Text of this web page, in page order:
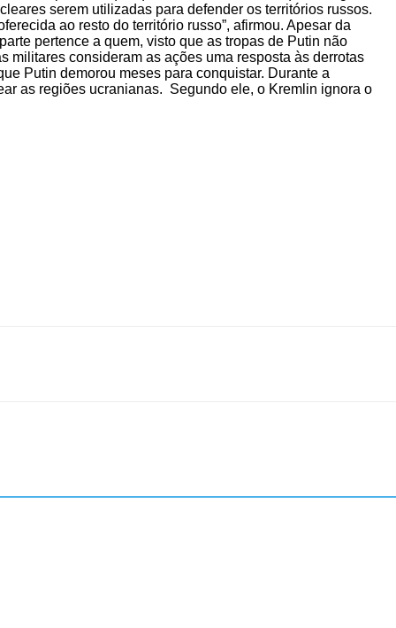
serem utilizadas para defender os territórios russos.
ao resto do território russo”, afirmou. Apesar da
pertence a quem, visto que as tropas de Putin não
militares consideram as ações uma resposta às derrotas
Putin demorou meses para conquistar. Durante a
as regiões ucranianas. Segundo ele, o Kremlin ignora o